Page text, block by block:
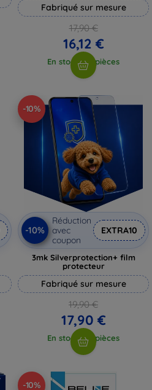
Fabriqué sur mesure
17,90 €
16,12 €
En stock > 5 pièces
-10%
-10%
Réduction
avec
coupon
EXTRA10
3mk Silverprotection+ film
protecteur
Fabriqué sur mesure
19,90 €
17,90 €
En stock > 5 pièces
-10%